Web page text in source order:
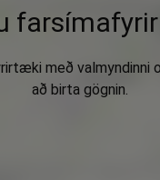
með valmyndinni
að birta gögnin.